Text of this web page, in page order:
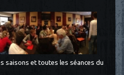
saisons et toutes les séances du